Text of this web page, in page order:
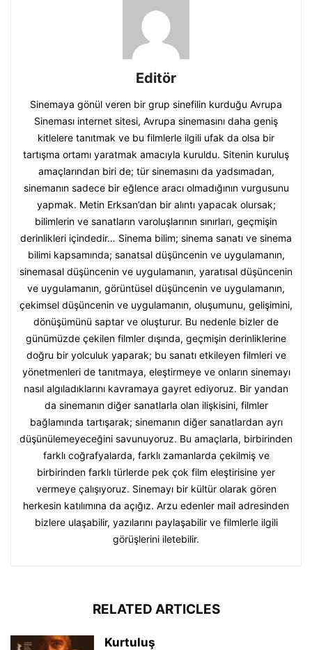
Editör
Sinemaya gönül veren bir grup sinefilin kurduğu Avrupa
Sineması internet sitesi, Avrupa sinemasını daha geniş
kitlelere tanıtmak ve bu filmlerle ilgili ufak da olsa bir
tartışma ortamı yaratmak amacıyla kuruldu. Sitenin kuruluş
amaçlarından biri de; tür sinemasını da yadsımadan,
sinemanın sadece bir eğlence aracı olmadığının vurgusunu
yapmak. Metin Erksan’dan bir alıntı yapacak olursak;
bilimlerin ve sanatların varoluşlarının sınırları, geçmişin
derinlikleri içindedir… Sinema bilim; sinema sanatı ve sinema
bilimi kapsamında; sanatsal düşüncenin ve uygulamanın,
sinemasal düşüncenin ve uygulamanın, yaratısal düşüncenin
ve uygulamanın, görüntüsel düşüncenin ve uygulamanın,
çekimsel düşüncenin ve uygulamanın, oluşumunu, gelişimini,
dönüşümünü saptar ve oluşturur. Bu nedenle bizler de
günümüzde çekilen filmler dışında, geçmişin derinliklerine
doğru bir yolculuk yaparak; bu sanatı etkileyen filmleri ve
yönetmenleri de tanıtmaya, eleştirmeye ve onların sinemayı
nasıl algıladıklarını kavramaya gayret ediyoruz. Bir yandan
da sinemanın diğer sanatlarla olan ilişkisini, filmler
bağlamında tartışarak; sinemanın diğer sanatlardan ayrı
düşünülemeyeceğini savunuyoruz. Bu amaçlarla, birbirinden
farklı coğrafyalarda, farklı zamanlarda çekilmiş ve
birbirinden farklı türlerde pek çok film eleştirisine yer
vermeye çalışıyoruz. Sinemayı bir kültür olarak gören
herkesin katılımına da açığız. Arzu edenler mail adresinden
bizlere ulaşabilir, yazılarını paylaşabilir ve filmlerle ilgili
görüşlerini iletebilir.
RELATED ARTICLES
Kurtuluş